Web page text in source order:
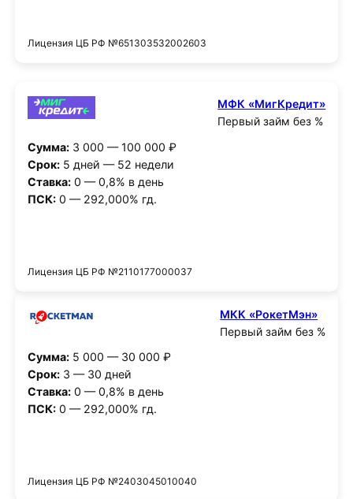
Лицензия ЦБ РФ №651303532002603
МФК «МигКредит»
Первый займ без %
Сумма:3 000 — 100 000 ₽
Срок:5 дней — 52 недели
Ставка:0 — 0,8% в день
ПСК:0 — 292,000% гд.
Лицензия ЦБ РФ №2110177000037
МКК «РокетМэн»
Первый займ без %
Сумма:5 000 — 30 000 ₽
Срок:3 — 30 дней
Ставка:0 — 0,8% в день
ПСК:0 — 292,000% гд.
Лицензия ЦБ РФ №2403045010040